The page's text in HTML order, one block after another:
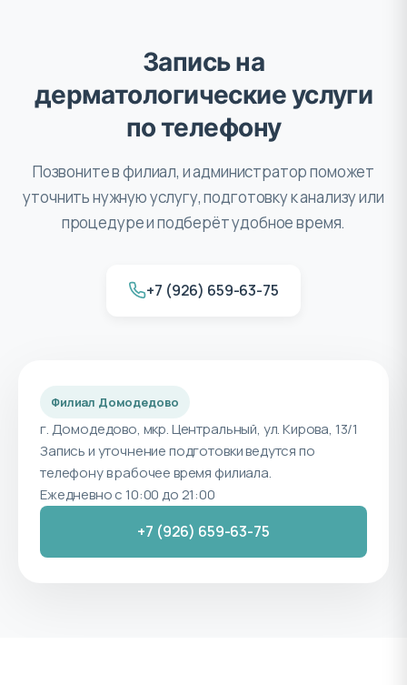
Запись на
дерматологические услуги
по телефону
Позвоните в филиал, и администратор поможет
уточнить нужную услугу, подготовку к анализу или
процедуре и подберёт удобное время.
+7 (926) 659-63-75
Филиал Домодедово
г. Домодедово, мкр. Центральный, ул. Кирова, 13/1
Запись и уточнение подготовки ведутся по
телефону в рабочее время филиала.
Ежедневно с 10:00 до 21:00
+7 (926) 659-63-75